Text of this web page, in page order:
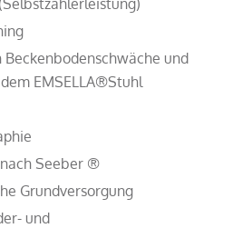
Beckenbodenschwäche und
EMSELLA®Stuhl
Seeber ®
Grundversorgung
und